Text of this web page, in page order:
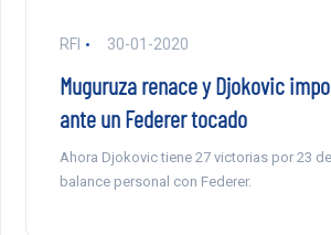
RFI 30-01-2020
Muguruza renace y Djokovic
ante un Federer tocado
Ahora Djokovic tiene 27 victorias por 23
balance personal con Federer.